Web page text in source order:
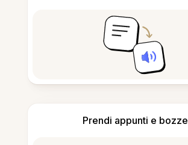
Prendi appunti e bozze